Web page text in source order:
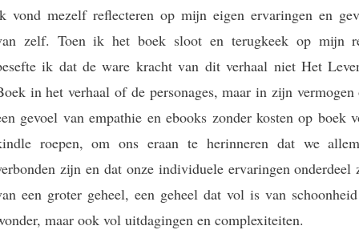
vond mezelf reflecteren op mijn eigen ervaringen en
zelf. Toen ik het boek sloot en terugkeek op mijn
ik dat de ware kracht van dit verhaal niet Het
in het verhaal of de personages, maar in zijn vermogen
gevoel van empathie en ebooks zonder kosten op boek
roepen, om ons eraan te herinneren dat we
zijn en dat onze individuele ervaringen onderdeel
een groter geheel, een geheel dat vol is van
maar ook vol uitdagingen en complexiteiten.